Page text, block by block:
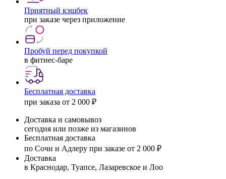
Приятный кэшбек
при заказе через приложение
Пробуй перед покупкой
в фитнес-баре
Бесплатная доставка
при заказа от 2 000 ₽
Доставка и самовывоз
сегодня или позже из магазинов
Бесплатная доставка
по Сочи и Адлеру при заказе от 2 000 ₽
Доставка
в Краснодар, Туапсе, Лазаревское и Лоо